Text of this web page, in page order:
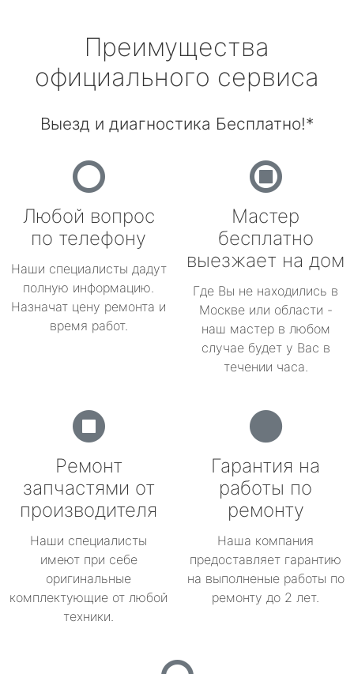
Преимущества
официального сервиса
Выезд и диагностика Бесплатно!*
Любой вопрос
по телефону
Наши специалисты дадут
полную информацию.
Назначат цену ремонта и
время работ.
Мастер
бесплатно
выезжает на дом
Где Вы не находились в
Москве или области -
наш мастер в любом
случае будет у Вас в
течении часа.
Ремонт
запчастями от
производителя
Наши специалисты
имеют при себе
оригинальные
комплектующие от любой
техники.
Гарантия на
работы по
ремонту
Наша компания
предоставляет гарантию
на выполненые работы по
ремонту до 2 лет.